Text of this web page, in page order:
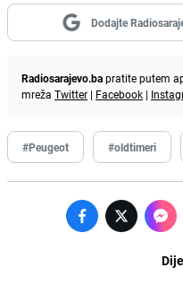
Dodajte
Radiosarajevo.bapratite putem
mreža Twitter | Facebook |
#Peugeot #oldtimeri